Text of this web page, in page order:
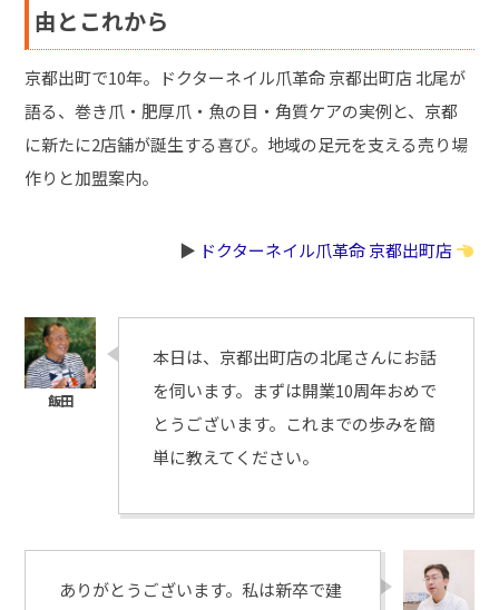
由とこれから
京都出町で10年。ドクターネイル爪革命 京都出町店 北尾が
語る、巻き爪・肥厚爪・魚の目・角質ケアの実例と、京都
に新たに2店舗が誕生する喜び。地域の足元を支える売り場
作りと加盟案内。
▶︎ ドクターネイル爪革命 京都出町店
本日は、京都出町店の北尾さんにお話
を伺います。まずは開業10周年おめで
とうございます。これまでの歩みを簡
単に教えてください。
ありがとうございます。私は新卒で建